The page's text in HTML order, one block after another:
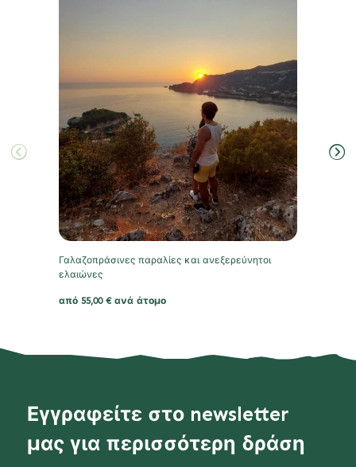
Γαλαζοπράσινες παραλίες και ανεξερεύνητοι
ελαιώνες
από55,00 € ανά άτομο
Εγγραφείτε στο newsletter
μας για περισσότερη δράση